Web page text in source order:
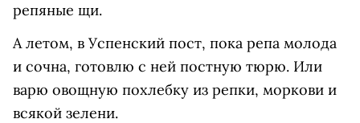
репяные щи.
А летом, в Успенский пост, пока репа молода
и сочна, готовлю с ней постную тюрю. Или
варю овощную похлебку из репки, моркови и
всякой зелени.